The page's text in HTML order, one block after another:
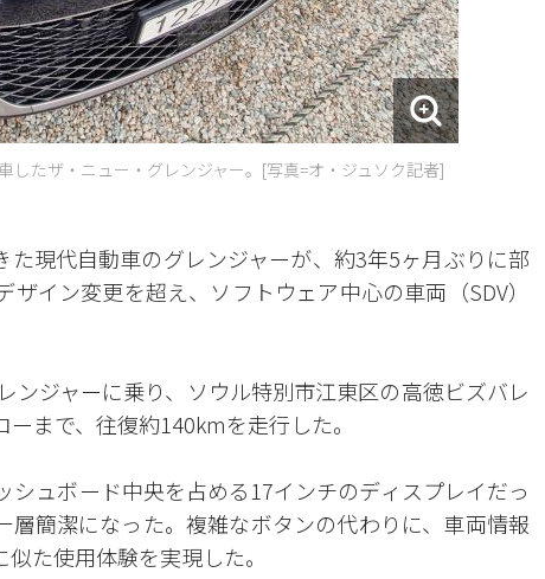
したザ・ニュー・グレンジャー。[写真=オ・ジュソク記者]
現代自動車のグレンジャーが、約3年5ヶ月ぶりに部
イン変更を超え、ソフトウェア中心の車両（SDV）
ンジャーに乗り、ソウル特別市江東区の高徳ビズバレ
まで、往復約140kmを走行した。
ュボード中央を占める17インチのディスプレイだっ
層簡潔になった。複雑なボタンの代わりに、車両情報
た使用体験を実現した。